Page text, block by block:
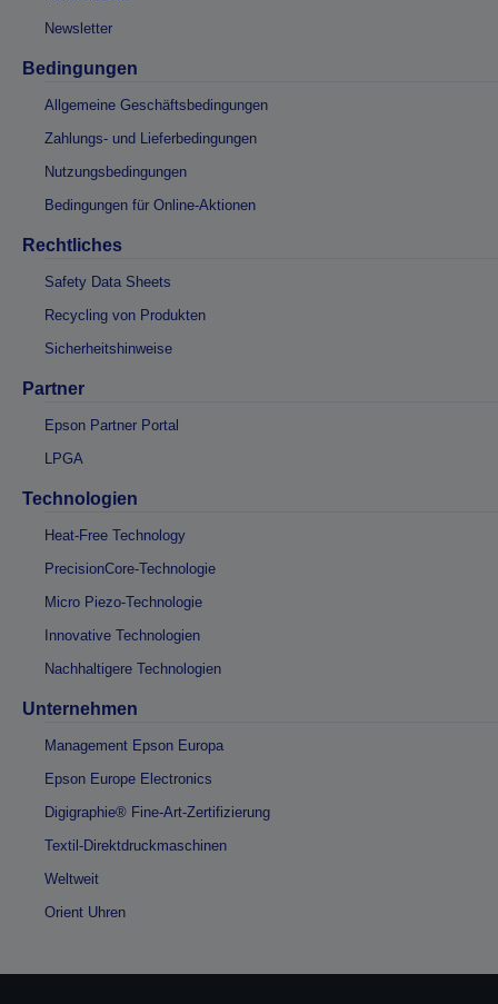
Newsletter
Bedingungen
Allgemeine Geschäftsbedingungen
Zahlungs- und Lieferbedingungen
Nutzungsbedingungen
Bedingungen für Online-Aktionen
Rechtliches
Safety Data Sheets
Recycling von Produkten
Sicherheitshinweise
Partner
Epson Partner Portal
LPGA
Technologien
Heat-Free Technology
PrecisionCore-Technologie
Micro Piezo-Technologie
Innovative Technologien
Nachhaltigere Technologien
Unternehmen
Management Epson Europa
Epson Europe Electronics
Digigraphie® Fine-Art-Zertifizierung
Textil-Direktdruckmaschinen
Weltweit
Orient Uhren